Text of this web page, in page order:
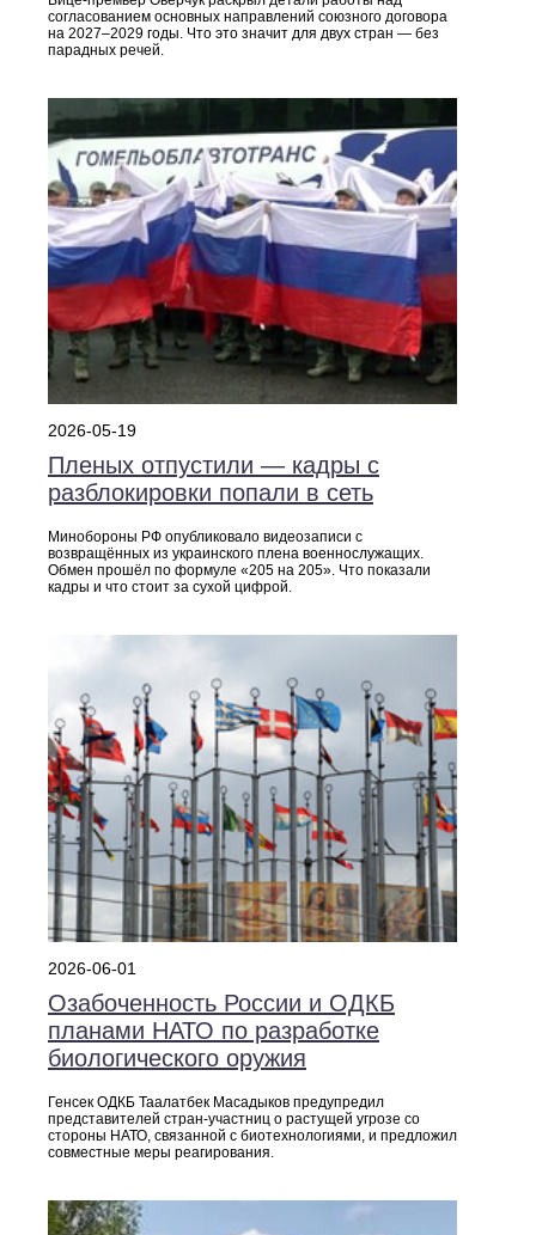
согласованием основных направлений союзного договора
на 2027–2029 годы. Что это значит для двух стран — без
парадных речей.
2026-05-19
Пленых отпустили — кадры с
разблокировки попали в сеть
Минобороны РФ опубликовало видеозаписи с
возвращённых из украинского плена военнослужащих.
Обмен прошёл по формуле «205 на 205». Что показали
кадры и что стоит за сухой цифрой.
2026-06-01
Озабоченность России и ОДКБ
планами НАТО по разработке
биологического оружия
Генсек ОДКБ Таалатбек Масадыков предупредил
представителей стран‑участниц о растущей угрозе со
стороны НАТО, связанной с биотехнологиями, и предложил
совместные меры реагирования.